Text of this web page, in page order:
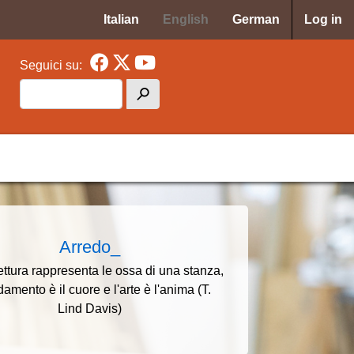
Italian English German Log in
Seguici su:
h
MAF
Arredo_
rappresenta le ossa di una stanza,
è il cuore e l'arte è l'anima (T.
Lind Davis)